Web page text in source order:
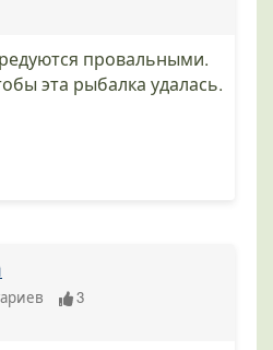
провальными.
эта рыбалка удалась.
3